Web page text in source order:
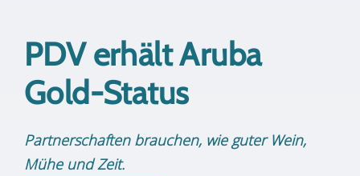
PDV erhält Aruba
Gold-Status
Partnerschaften brauchen, wie guter Wein,
Mühe und Zeit.